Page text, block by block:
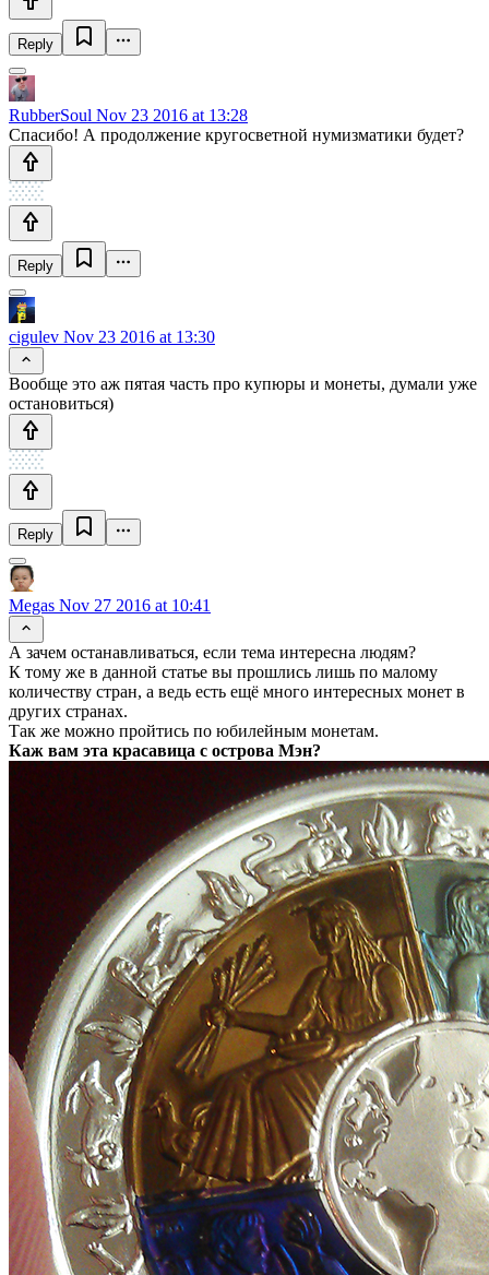
Reply
RubberSoul Nov 23 2016 at 13:28
Спасибо! А продолжение кругосветной нумизматики будет?
Reply
cigulev Nov 23 2016 at 13:30
Вообще это аж пятая часть про купюры и монеты, думали уже
остановиться)
Reply
Megas Nov 27 2016 at 10:41
А зачем останавливаться, если тема интересна людям?
К тому же в данной статье вы прошлись лишь по малому
количеству стран, а ведь есть ещё много интересных монет в
других странах.
Так же можно пройтись по юбилейным монетам.
Каж вам эта красавица с острова Мэн?